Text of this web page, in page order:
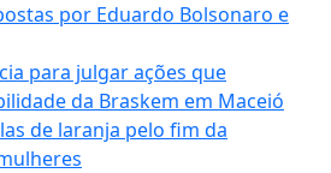
por Eduardo Bolsonaro e
para julgar ações que
da Braskem em Maceió
de laranja pelo fim da